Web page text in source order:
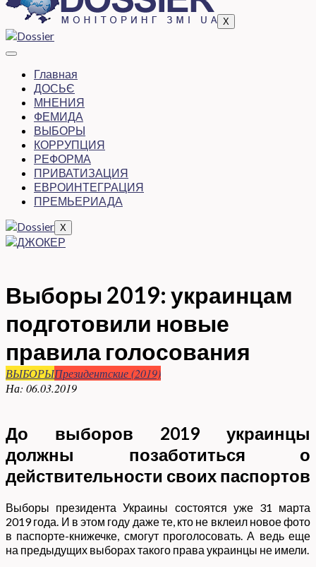
X
Главная
ДОСЬЄ
МНЕНИЯ
ФЕМИДА
ВЫБОРЫ
КОРРУПЦИЯ
РЕФОРМА
ПРИВАТИЗАЦИЯ
ЕВРОИНТЕГРАЦИЯ
ПРЕМЬЕРИАДА
X
Выборы 2019: украинцам
подготовили новые
правила голосования
ВЫБОРЫПрезидентские (2019)
На: 06.03.2019
До выборов 2019 украинцы
должны позаботиться о
действительности своих паспортов
Выборы президента Украины состоятся уже 31 марта
2019 года. И в этом году даже те, кто не вклеил новое фото
в паспорте-книжечке, смогут проголосовать. А ведь еще
на предыдущих выборах такого права украинцы не имели.